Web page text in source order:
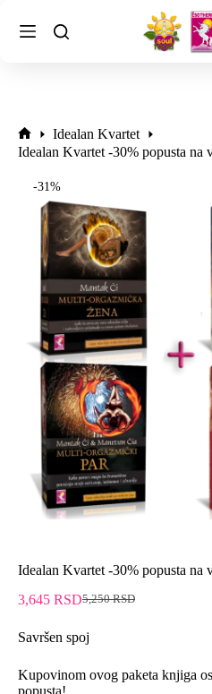
Idealan Kvartet
Idealan Kvartet -30% popusta na
-31%
Idealan Kvartet -30% popusta na
5,250RSD
3,645 RSD
Savršen spoj
Kupovinom ovog paketa knjiga
popusta!